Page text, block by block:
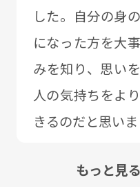
した。⾃分の⾝
になった⽅を⼤
みを知り、思い
⼈の気持ちをよ
きるのだと思いま
もっと見る